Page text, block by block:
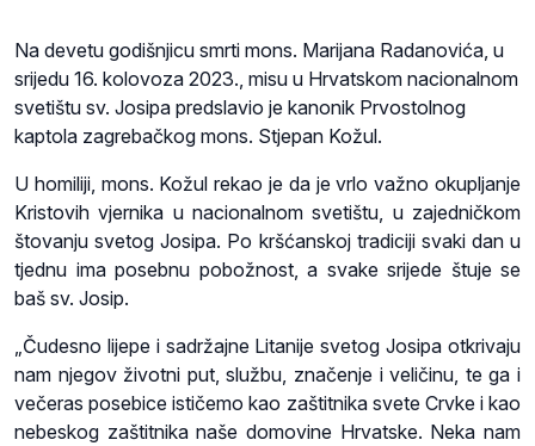
Na devetu godišnjicu smrti mons. Marijana Radanovića, u
srijedu 16. kolovoza 2023., misu u Hrvatskom nacionalnom
svetištu sv. Josipa predslavio je kanonik Prvostolnog
kaptola zagrebačkog mons. Stjepan Kožul.
U homiliji, mons. Kožul rekao je da je vrlo važno okupljanje
Kristovih vjernika u nacionalnom svetištu, u zajedničkom
štovanju svetog Josipa. Po kršćanskoj tradiciji svaki dan u
tjednu ima posebnu pobožnost, a svake srijede štuje se
baš sv. Josip.
„Čudesno lijepe i sadržajne Litanije svetog Josipa otkrivaju
nam njegov životni put, službu, značenje i veličinu, te ga i
večeras posebice ističemo kao zaštitnika svete Crvke i kao
nebeskog zaštitnika naše domovine Hrvatske. Neka nam